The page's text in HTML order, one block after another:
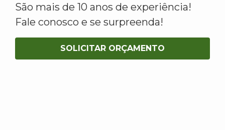
São mais de 10 anos de experiência!
Fale conosco e se surpreenda!
SOLICITAR ORÇAMENTO